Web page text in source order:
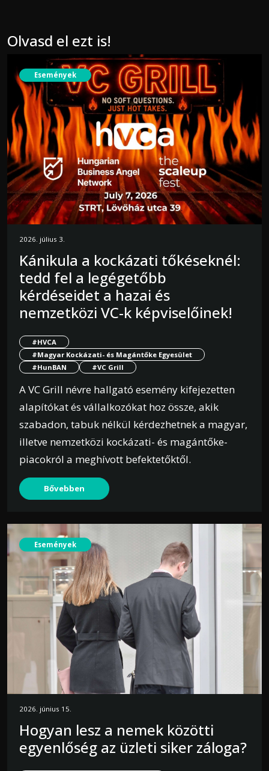
Olvasd el ezt is!
Események
2026. július 3.
Kánikula a kockázati tőkéseknél:
tedd fel a legégetőbb
kérdéseidet a hazai és
nemzetközi VC-k képviselőinek!
#HVCA
#Magyar Kockázati- és Magántőke Egyesület
#HunBAN
#VC Grill
A VC Grill névre hallgató esemény kifejezetten
alapítókat és vállalkozókat hoz össze, akik
szabadon, tabuk nélkül kérdezhetnek a magyar,
illetve nemzetközi kockázati- és magántőke-
piacokról a meghívott befektetőktől.
Bővebben
Események
2026. június 15.
Hogyan lesz a nemek közötti
egyenlőség az üzleti siker záloga?